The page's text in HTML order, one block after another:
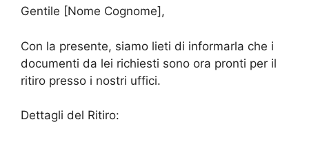
Gentile [Nome Cognome],
Con la presente, siamo lieti di informarla che i
documenti da lei richiesti sono ora pronti per il
ritiro presso i nostri uffici.
Dettagli del Ritiro: